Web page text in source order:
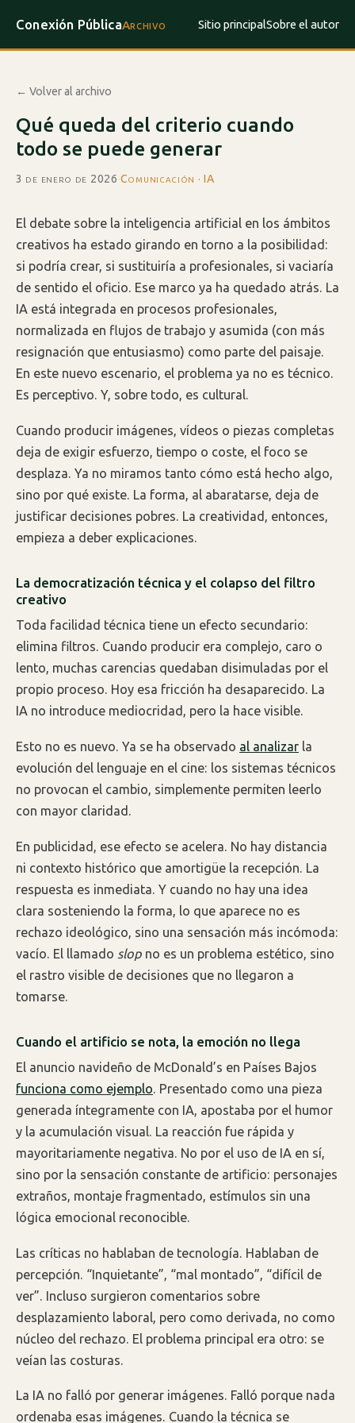
Conexión PúblicaArchivo Sitio principalSobre el autor
← Volver al archivo
Qué queda del criterio cuando
todo se puede generar
3 de enero de 2026·Comunicación · IA
El debate sobre la inteligencia artificial en los ámbitos
creativos ha estado girando en torno a la posibilidad:
si podría crear, si sustituiría a profesionales, si vaciaría
de sentido el oficio. Ese marco ya ha quedado atrás. La
IA está integrada en procesos profesionales,
normalizada en flujos de trabajo y asumida (con más
resignación que entusiasmo) como parte del paisaje.
En este nuevo escenario, el problema ya no es técnico.
Es perceptivo. Y, sobre todo, es cultural.
Cuando producir imágenes, vídeos o piezas completas
deja de exigir esfuerzo, tiempo o coste, el foco se
desplaza. Ya no miramos tanto cómo está hecho algo,
sino por qué existe. La forma, al abaratarse, deja de
justificar decisiones pobres. La creatividad, entonces,
empieza a deber explicaciones.
La democratización técnica y el colapso del filtro
creativo
Toda facilidad técnica tiene un efecto secundario:
elimina filtros. Cuando producir era complejo, caro o
lento, muchas carencias quedaban disimuladas por el
propio proceso. Hoy esa fricción ha desaparecido. La
IA no introduce mediocridad, pero la hace visible.
Esto no es nuevo. Ya se ha observado al analizar la
evolución del lenguaje en el cine: los sistemas técnicos
no provocan el cambio, simplemente permiten leerlo
con mayor claridad.
En publicidad, ese efecto se acelera. No hay distancia
ni contexto histórico que amortigüe la recepción. La
respuesta es inmediata. Y cuando no hay una idea
clara sosteniendo la forma, lo que aparece no es
rechazo ideológico, sino una sensación más incómoda:
vacío. El llamado slop no es un problema estético, sino
el rastro visible de decisiones que no llegaron a
tomarse.
Cuando el artificio se nota, la emoción no llega
El anuncio navideño de McDonald’s en Países Bajos
funciona como ejemplo. Presentado como una pieza
generada íntegramente con IA, apostaba por el humor
y la acumulación visual. La reacción fue rápida y
mayoritariamente negativa. No por el uso de IA en sí,
sino por la sensación constante de artificio: personajes
extraños, montaje fragmentado, estímulos sin una
lógica emocional reconocible.
Las críticas no hablaban de tecnología. Hablaban de
percepción. “Inquietante”, “mal montado”, “difícil de
ver”. Incluso surgieron comentarios sobre
desplazamiento laboral, pero como derivada, no como
núcleo del rechazo. El problema principal era otro: se
veían las costuras.
La IA no falló por generar imágenes. Falló porque nada
ordenaba esas imágenes. Cuando la técnica se